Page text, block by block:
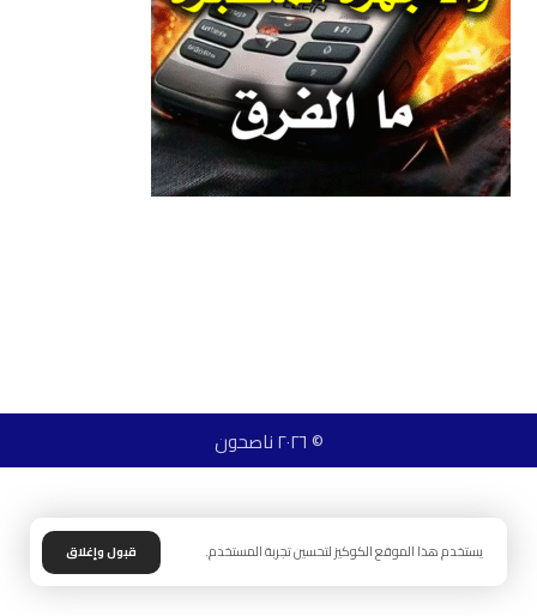
© ٢٠٢٦ ناصحون
يستخدم هذا الموقع الكوكيز لتحسين تجربة المستخدم. قبول وإغلاق